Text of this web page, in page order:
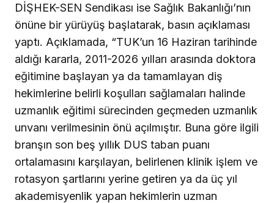
DİŞHEK-SEN Sendikası ise Sağlık Bakanlığı’nın
önüne bir yürüyüş başlatarak, basın açıklaması
yaptı. Açıklamada, “TUK’un 16 Haziran tarihinde
aldığı kararla, 2011-2026 yılları arasında doktora
eğitimine başlayan ya da tamamlayan diş
hekimlerine belirli koşulları sağlamaları halinde
uzmanlık eğitimi sürecinden geçmeden uzmanlık
unvanı verilmesinin önü açılmıştır. Buna göre ilgili
branşın son beş yıllık DUS taban puanı
ortalamasını karşılayan, belirlenen klinik işlem ve
rotasyon şartlarını yerine getiren ya da üç yıl
akademisyenlik yapan hekimlerin uzman